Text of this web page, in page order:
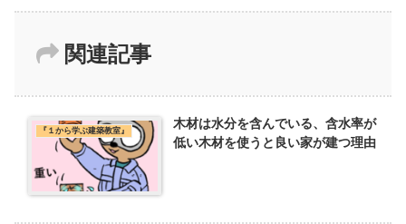
関連記事
『１から学ぶ建築教室』
木材は水分を含んでいる、含水率が
低い木材を使うと良い家が建つ理由